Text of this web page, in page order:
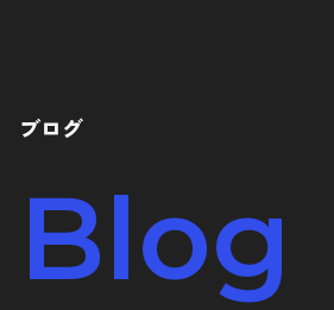
ブログ
Blog